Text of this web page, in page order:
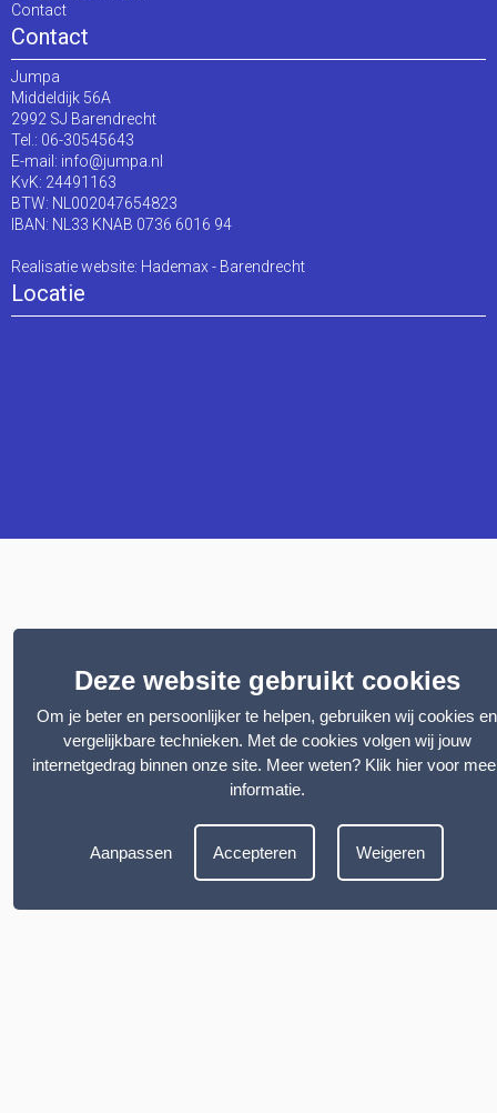
Contact
Contact
Jumpa
Middeldijk 56A
2992 SJ Barendrecht
Tel.: 06-30545643
E-mail: info@jumpa.nl
KvK: 24491163
BTW: NL002047654823
IBAN: NL33 KNAB 0736 6016 94
Realisatie website: Hademax - Barendrecht
Locatie
Deze website gebruikt cookies
Om je beter en persoonlijker te helpen, gebruiken wij cookies en
vergelijkbare technieken. Met de cookies volgen wij jouw
internetgedrag binnen onze site. Meer weten? Klik hier voor
informatie.
Aanpassen Accepteren Weigeren